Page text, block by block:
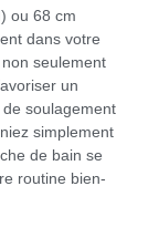
ou 68 cm
dans votre
seulement
un
soulagement
simplement
de bain se
routine bien-